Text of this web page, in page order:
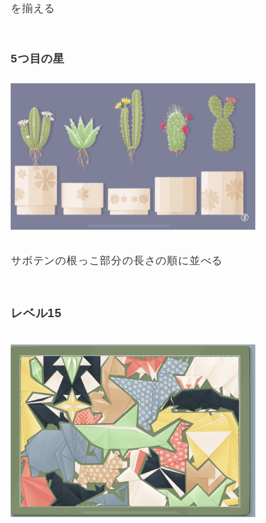
を揃える
5つ目の星
サボテンの根っこ部分の長さの順に並べる
レベル15